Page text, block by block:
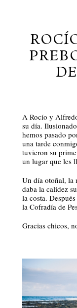
A Rocío y
su día.
hemos pasado
una tarde
tuvieron su
un lugar que les
Un día otoñal, la
daba la calidez
la costa.
la Cofradía de
Gracias chicos,